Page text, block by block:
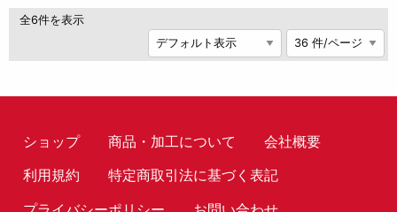
全6件を表示
ショップ 商品・加工について
会社概要
利用規約
特定商取引法に基づく表記